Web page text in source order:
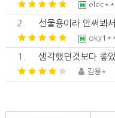
2. 선물용이라 안써봐
1. 생각했던것보다 좋았
김용*